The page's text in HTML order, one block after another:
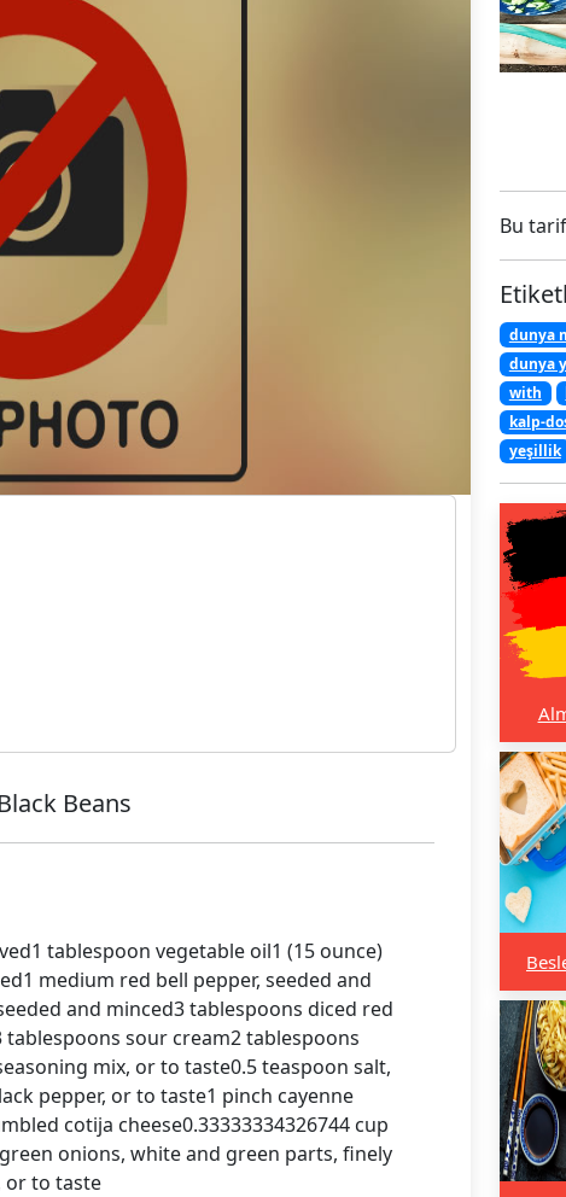
Beans
tablespoon vegetable oil1 (15 ounce)
medium red bell pepper, seeded and
and minced3 tablespoons diced red
sour cream2 tablespoons
mix, or to taste0.5 teaspoon salt,
pepper, or to taste1 pinch cayenne
cotija cheese0.33333334326744 cup
onions, white and green parts, finely
or to taste
Bu
dunya
dunya
with
kalp-
yeşillik